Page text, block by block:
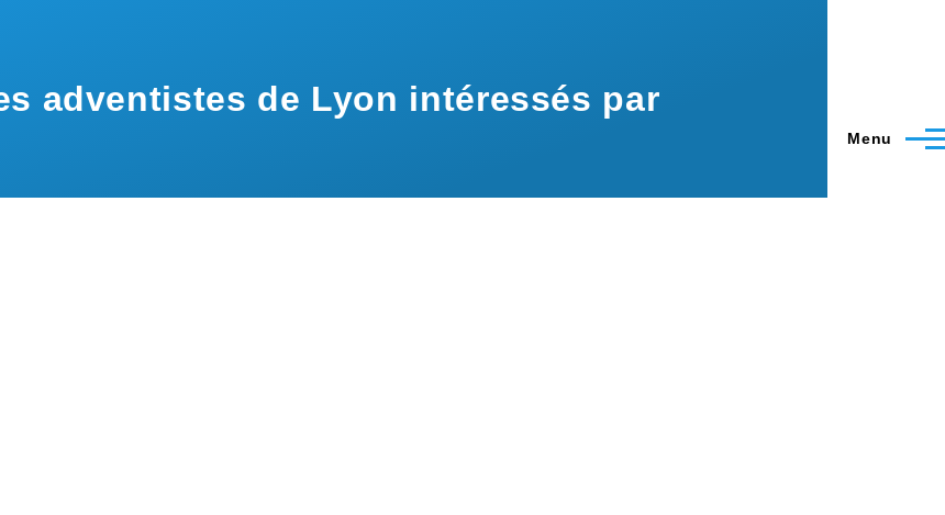
adventistes de Lyon intéressés par
Menu